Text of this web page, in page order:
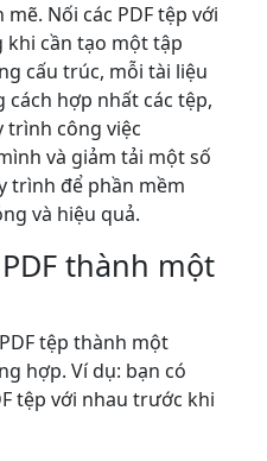
Nối các PDF tệp với
cần tạo một tập
cấu trúc, mỗi tài liệu
cách hợp nhất các tệp,
trình công việc
và giảm tải một số
trình để phần mềm
và hiệu quả.
thành một
tệp thành một
hợp. Ví dụ: bạn có
tệp với nhau trước khi